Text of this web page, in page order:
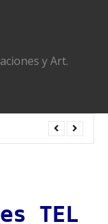
y Art.
TEL